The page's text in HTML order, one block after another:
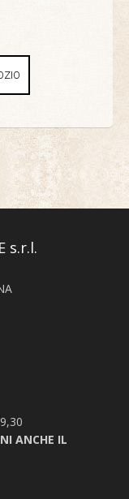
s.r.l.
ANCHE IL